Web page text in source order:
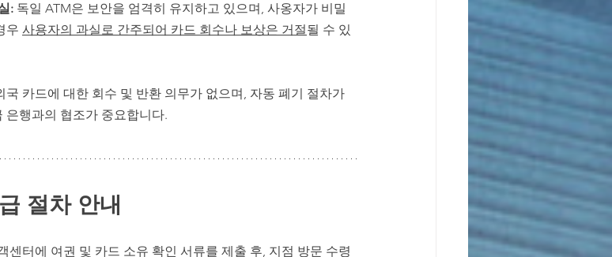
: 독일 ATM은 보안을 엄격히 유지하고 있으며, 사옹자가 비밀
우 사용자의 과실로 간주되어 카드 회수나 보상은 거절될 수 있
국 카드에 대한 회수 및 반환 의무가 없으며, 자동 폐기 절차가
은행과의 협조가 중요합니다.
절차 안내
센터에 여권 및 카드 소유 확인 서류를 제출 후, 지점 방문 수령